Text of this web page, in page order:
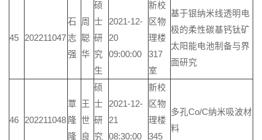
45 202211047
石
志
强
周
聪
华
硕
士
研
究
生
2021-12-
20
09:00:00
新校
区物
理楼
317
室
基于银纳米线透明电
极的柔性碳基钙钛矿
太阳能电池制备与界
面研究
46 202211048
覃
隆
隆
王
世
良
硕
士
研
究
2021-12-
21
08:30:00
新校
区物
理楼
345
多孔Co/C纳米吸波材
料